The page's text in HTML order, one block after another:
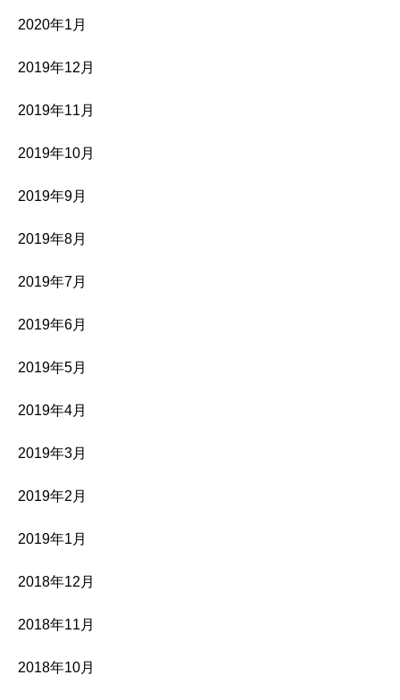
2020年1月
2019年12月
2019年11月
2019年10月
2019年9月
2019年8月
2019年7月
2019年6月
2019年5月
2019年4月
2019年3月
2019年2月
2019年1月
2018年12月
2018年11月
2018年10月